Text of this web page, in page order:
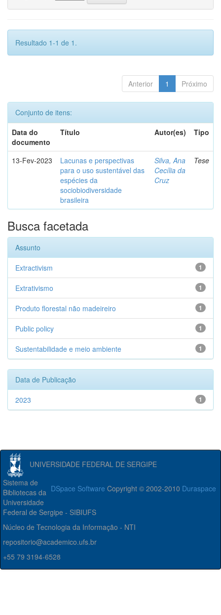
Resultado 1-1 de 1.
Anterior 1 Próximo
Conjunto de itens:
Data do
documento
Título Autor(es) Tipo
13-Fev-2023
Lacunas e perspectivas
para o uso sustentável das
espécies da
sociobiodiversidade
brasileira
Silva, Ana
Cecília da
Cruz
Tese
Busca facetada
Assunto
1
Extractivism
1
Extrativismo
1
Produto florestal não madeireiro
1
Public policy
1
Sustentabilidade e meio ambiente
Data de Publicação
1
2023
UNIVERSIDADE FEDERAL DE SERGIPE
DSpace Software Copyright © 2002-2010 Duraspace
Sistema de
Bibliotecas da
Universidade
Federal de Sergipe - SIBIUFS
Núcleo de Tecnologia da Informação - NTI
repositorio@academico.ufs.br
+55 79 3194-6528